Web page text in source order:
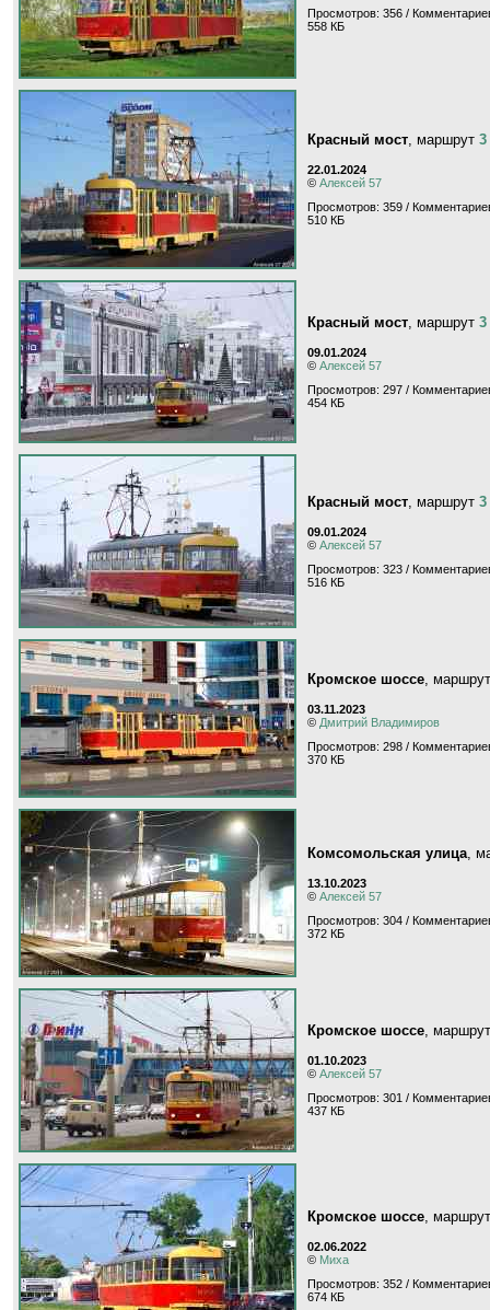
Просмотров: 356 /
558 КБ
Красный мост, маршрут 3
22.01.2024
© Алексей 57
Просмотров: 359 /
510 КБ
Красный мост, маршрут 3
09.01.2024
© Алексей 57
Просмотров: 297 /
454 КБ
Красный мост, маршрут 3
09.01.2024
© Алексей 57
Просмотров: 323 /
516 КБ
Кромское шоссе,
03.11.2023
© Дмитрий Владимиров
Просмотров: 298 /
370 КБ
Комсомольская улица,
13.10.2023
© Алексей 57
Просмотров: 304 /
372 КБ
Кромское шоссе,
01.10.2023
© Алексей 57
Просмотров: 301 /
437 КБ
Кромское шоссе,
02.06.2022
© Миха
Просмотров: 352 /
674 КБ